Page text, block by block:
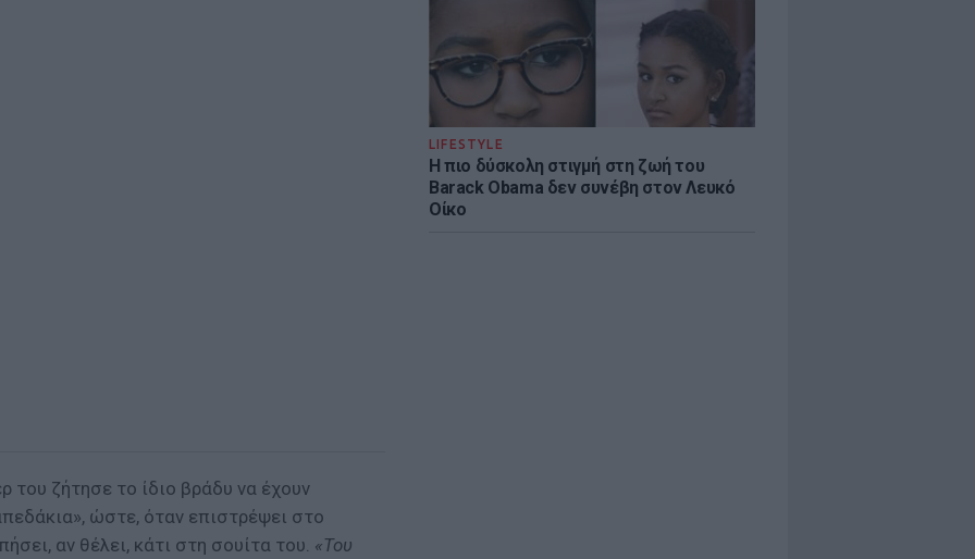
LIFESTYLE
Η πιο δύσκολη στιγμή στη ζωή του
Barack Obama δεν συνέβη στον Λευκό
Οίκο
ζήτησε το ίδιο βράδυ να έχουν
ώστε, όταν επιστρέψει στο
αν θέλει, κάτι στη σουίτα του. «Του